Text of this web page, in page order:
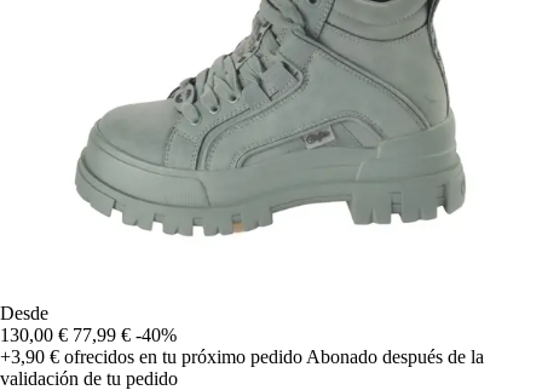
Desde
130,00 € 77,99 € -40%
+3,90 € ofrecidos en tu próximo pedido Abonado después de la
validación de tu pedido